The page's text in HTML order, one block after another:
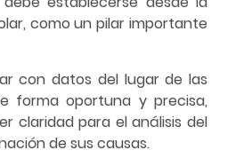
como un pilar importante
con datos del lugar de las
forma oportuna y precisa,
claridad para el análisis del
de sus causas.